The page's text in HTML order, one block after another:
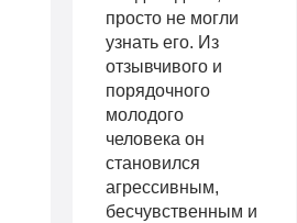
просто не могли
узнать его. Из
отзывчивого и
порядочного
молодого
человека он
становился
агрессивным,
бесчувственным и